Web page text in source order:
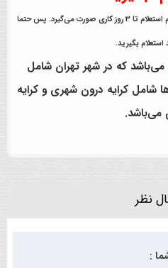
مشتریان گرامی بازگشت وجه درصورت عدم استعلام تا 3 روز کاری صورت می‌گیرد. پس حتما
استعلام بگیرید.
می‌باشد که در شهر تهران شامل
شامل کرایه درون شهری و کرایه
می‌باشد.
نظر
: